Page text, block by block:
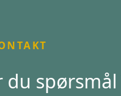
du spørsmål